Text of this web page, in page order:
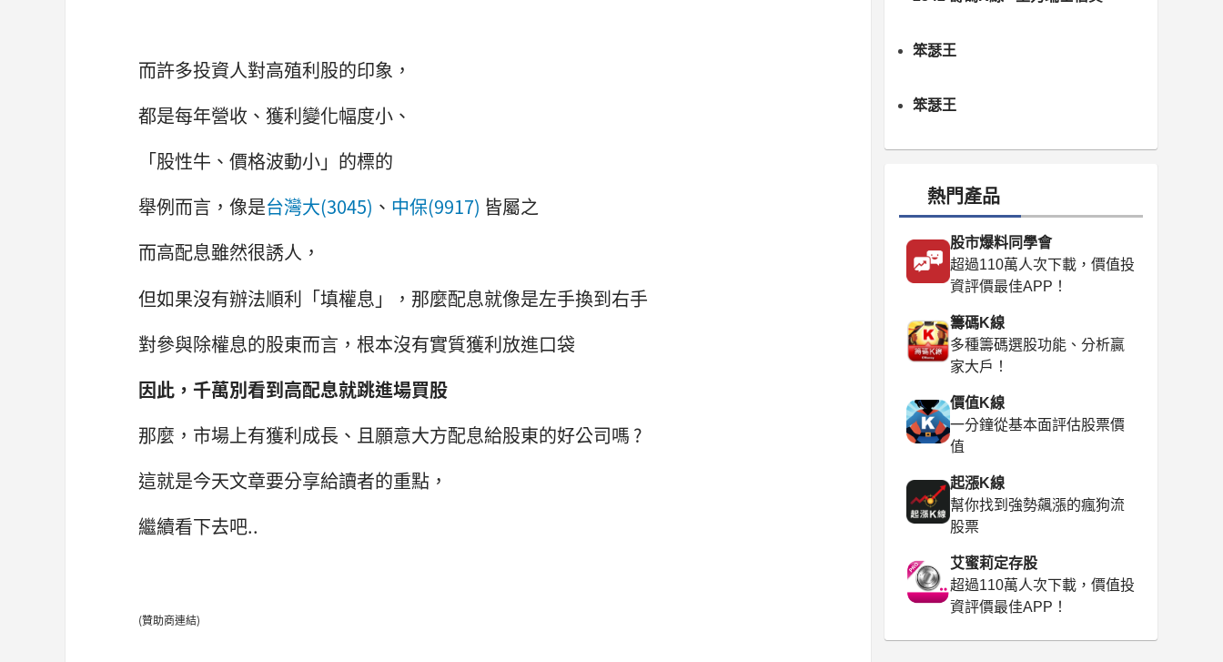
而許多投資人對高殖利股的印象，
都是每年營收、獲利變化幅度小、
「股性牛、價格波動小」的標的
舉例而言，像是台灣大(3045) 、 中保(9917) 皆屬之
而高配息雖然很誘人，
但如果沒有辦法順利「填權息」，那麼配息就像是左手換到右手
對參與除權息的股東而言，根本沒有實質獲利放進口袋
因此，千萬別看到高配息就跳進場買股
那麼，市場上有獲利成長、且願意大方配息給股東的好公司嗎 ?
這就是今天文章要分享給讀者的重點，
繼續看下去吧..
(贊助商連結)
笨瑟王
笨瑟王
熱門產品
股市爆料同學會
超過110萬人次下載，價值投
資評價最佳APP！
籌碼K線
多種籌碼選股功能、分析贏
家大戶！
價值K線
一分鐘從基本面評估股票價
值
起漲K線
幫你找到強勢飆漲的瘋狗流
股票
艾蜜莉定存股
超過110萬人次下載，價值投
資評價最佳APP！